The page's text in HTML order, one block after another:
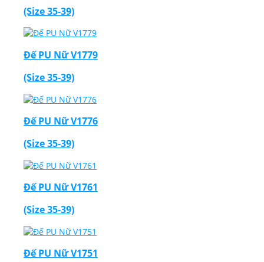
(Size 35-39)
Đế PU Nữ V1779
(Size 35-39)
Đế PU Nữ V1776
(Size 35-39)
Đế PU Nữ V1761
(Size 35-39)
Đế PU Nữ V1751